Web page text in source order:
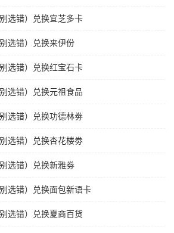
选错）兑换宜芝多卡
选错）兑换来伊份
选错）兑换红宝石卡
选错）兑换元祖食品
选错）兑换功德林劵
选错）兑换杏花楼劵
选错）兑换新雅劵
选错）兑换面包新语卡
选错）兑换夏商百货